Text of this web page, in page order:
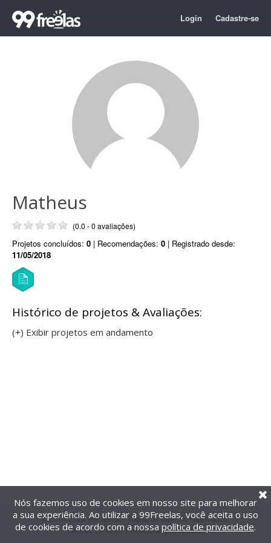
Login Cadastre-se
Matheus
(0.0 - 0 avaliações)
Projetos concluídos: 0 | Recomendações: 0 | Registrado desde:
11/05/2018
Histórico de projetos & Avaliações:
(+) Exibir projetos em andamento
@2014-2026 99Freelas. Todos os direitos reservados.
Termos de uso| Política de privacidade
Nós fazemos uso de cookies em nosso site para melhorar
a sua experiência. Ao utilizar a 99Freelas, você aceita o uso
de cookies de acordo com a nossa política de privacidade.